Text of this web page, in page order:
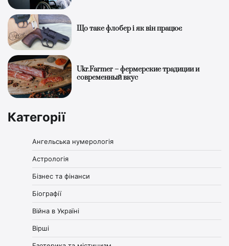
Що таке флобер і як він працює
Ukr.Farmer – фермерские традиции и
современный вкус
Категорії
Ангельська нумерологія
Астрологія
Бізнес та фінанси
Біографії
Війна в Україні
Вірші